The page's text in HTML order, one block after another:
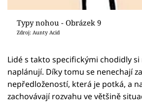
Typy nohou - Obrázek 9
Zdroj: Aunty Acid
Lidé s takto specifickými chodidly
naplánují. Díky tomu se nenechají
nepředložeností, která je potká, a
zachovávají rozvahu ve většině